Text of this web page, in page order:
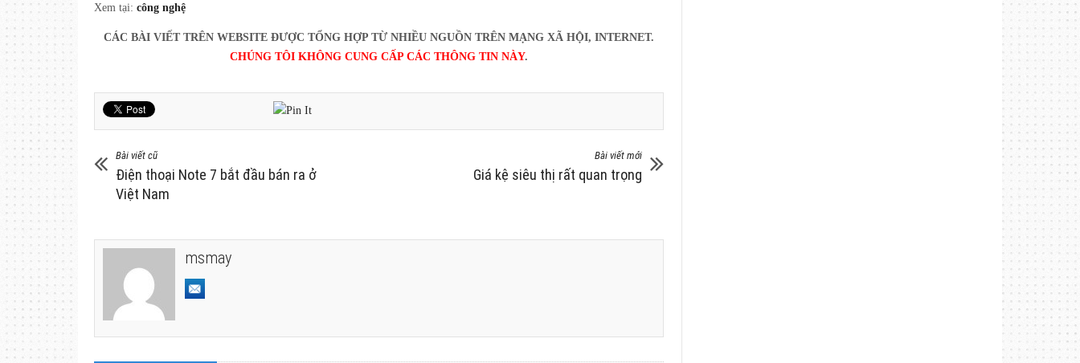
Xem tại: công nghệ
CÁC BÀI VIẾT TRÊN WEBSITE ĐƯỢC TỔNG HỢP TỪ NHIỀU NGUỒN TRÊN MẠNG XÃ HỘI, INTERNET.
CHÚNG TÔI KHÔNG CUNG CẤP CÁC THÔNG TIN NÀY.
Bài viết cũ
Điện thoại Note 7 bắt đầu bán ra ở
Việt Nam
Bài viết mới
Giá kệ siêu thị rất quan trọng
msmay